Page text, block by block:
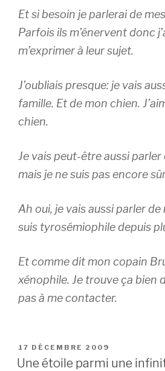
Et si besoin je parlerai de
Parfois ils m’énervent donc
m’exprimer à leur sujet.
J’oubliais presque: je vais
famille. Et de mon chien.
chien.
Je vais peut-être aussi parler
mais je ne suis pas encore
Ah oui, je vais aussi parler de
suis tyrosémiophile depuis
Et comme dit mon copain
xénophile. Je trouve ça bien
pas à me contacter.
PUBLIÉ
LE
17 DÉCEMBRE 2009
Une étoile parmi une